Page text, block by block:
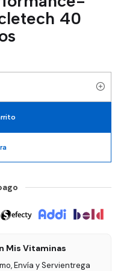
40
Mis Vitaminas
Envía y Servientrega